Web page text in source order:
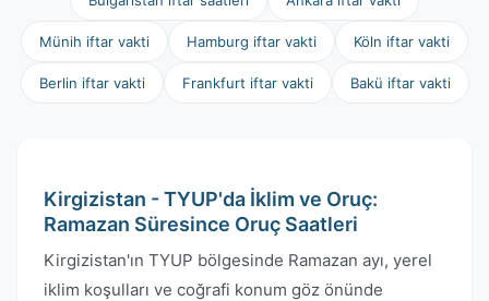
Münih iftar vakti Hamburg iftar vakti Köln iftar vakti
Berlin iftar vakti Frankfurt iftar vakti Bakü iftar vakti
Kirgizistan - TYUP'da İklim ve Oruç:
Ramazan Süresince Oruç Saatleri
Kirgizistan'ın TYUP bölgesinde Ramazan ayı, yerel
iklim koşulları ve coğrafi konum göz önünde